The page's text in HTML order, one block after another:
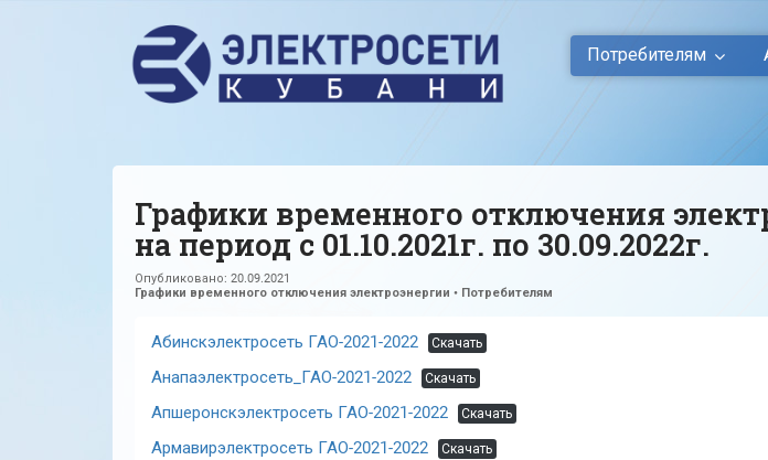
Потребителям
Графики временного отключения
на период с 01.10.2021г. по 30.09.2022г.
Опубликовано: 20.09.2021
Графики временного отключения электроэнергии • Потребителям
Абинскэлектросеть ГАО-2021-2022 Скачать
Анапаэлектросеть_ГАО-2021-2022 Скачать
Апшеронскэлектросеть ГАО-2021-2022 Скачать
Армавирэлектросеть ГАО-2021-2022 Скачать